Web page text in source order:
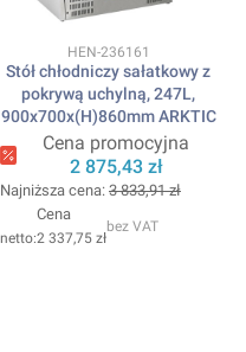
Kod produktu
HEN-236161
Stół chłodniczy sałatkowy z
pokrywą uchylną, 247L,
900x700x(H)860mm ARKTIC
Cena promocyjna
2 875,43 zł
Najniższa cena: 3 833,91 zł
Cena
2 337,75 zł
bez VAT